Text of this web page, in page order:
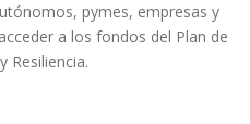
pymes, empresas y
a los fondos del Plan de
Resiliencia.